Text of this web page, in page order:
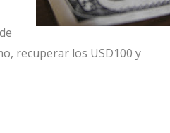
recuperar los USD100 y